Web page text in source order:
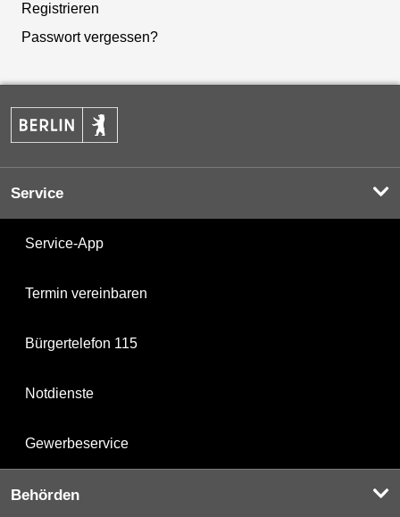
Registrieren
Passwort vergessen?
Service
Service-App
Termin vereinbaren
Bürgertelefon 115
Notdienste
Gewerbeservice
Behörden